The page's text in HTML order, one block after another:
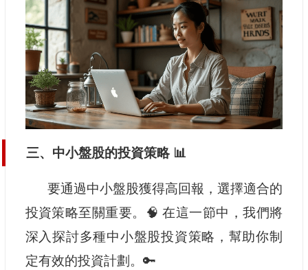
三、中小盤股的投資策略 📊
要通過中小盤股獲得高回報，選擇適合的
投資策略至關重要。🧠 在這一節中，我們將
深入探討多種中小盤股投資策略，幫助你制
定有效的投資計劃。🔑